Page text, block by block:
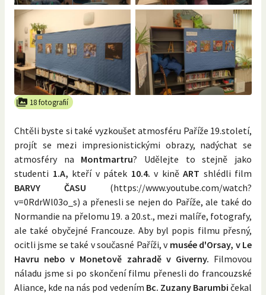
18 fotografií
Chtěli byste si také vyzkoušet atmosféru Paříže 19.století,
projít se mezi impresionistickými obrazy, nadýchat se
atmosféry na Montmartru? Udělejte to stejně jako
studenti 1.A, kteří v pátek 10.4. v kině ART shlédli film
BARVY ČASU (https://www.youtube.com/watch?
v=0RdrWl03o_s) a přenesli se nejen do Paříže, ale také do
Normandie na přelomu 19. a 20.st., mezi malíře, fotografy,
ale také obyčejné Francouze. Aby byl popis filmu přesný,
ocitli jsme se také v současné Paříži, v musée d'Orsay, v Le
Havru nebo v Monetově zahradě v Giverny. Filmovou
náladu jsme si po skončení filmu přenesli do francouzské
Aliance, kde na nás pod vedením Bc. Zuzany Barumbi čekal